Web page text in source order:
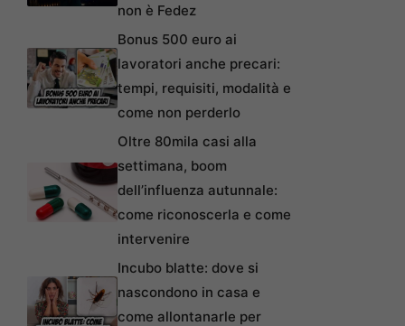
non è Fedez
Bonus 500 euro ai
lavoratori anche precari:
tempi, requisiti, modalità e
come non perderlo
Oltre 80mila casi alla
settimana, boom
dell’influenza autunnale:
come riconoscerla e come
intervenire
Incubo blatte: dove si
nascondono in casa e
come allontanarle per